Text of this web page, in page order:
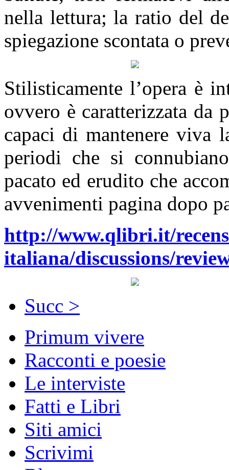
nella lettura; la ratio del
spiegazione scontata o
Stilisticamente l’opera è
ovvero è caratterizzata da
capaci di mantenere viva
periodi che si
pacato ed erudito che
avvenimenti pagina dopo
http://www.qlibri.it/
italiana/discussions/
Succ >
Primum vivere
Racconti e poesie
Le interviste
Fatti e Libri
Siti amici
Scrivimi